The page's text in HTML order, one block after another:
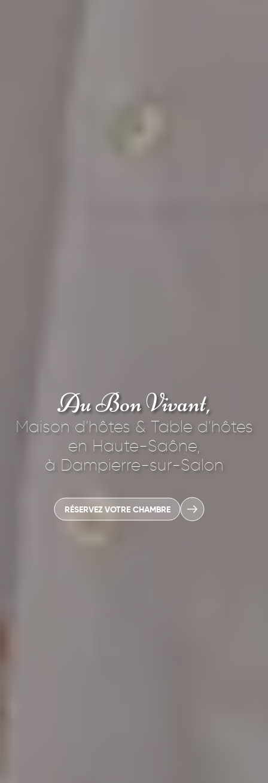
Les Chambres
Table d’hôtes
Les activités
Contact
Au Bon Vivant,
Maison d’hôtes & Table d’hôtes
en Haute-Saône,
à Dampierre-sur-Salon
RÉSERVEZ VOTRE CHAMBRE